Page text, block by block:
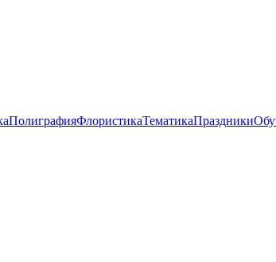
ПолиграфияФлористикаТематикаПраздники